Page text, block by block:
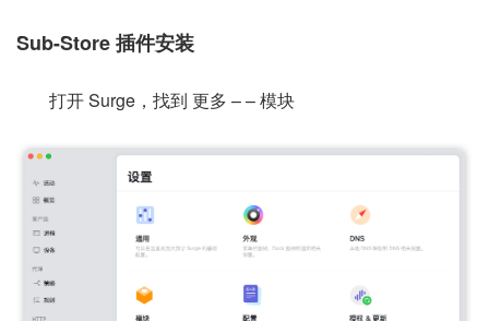
Sub-Store 插件安装
打开 Surge，找到 更多 – – 模块